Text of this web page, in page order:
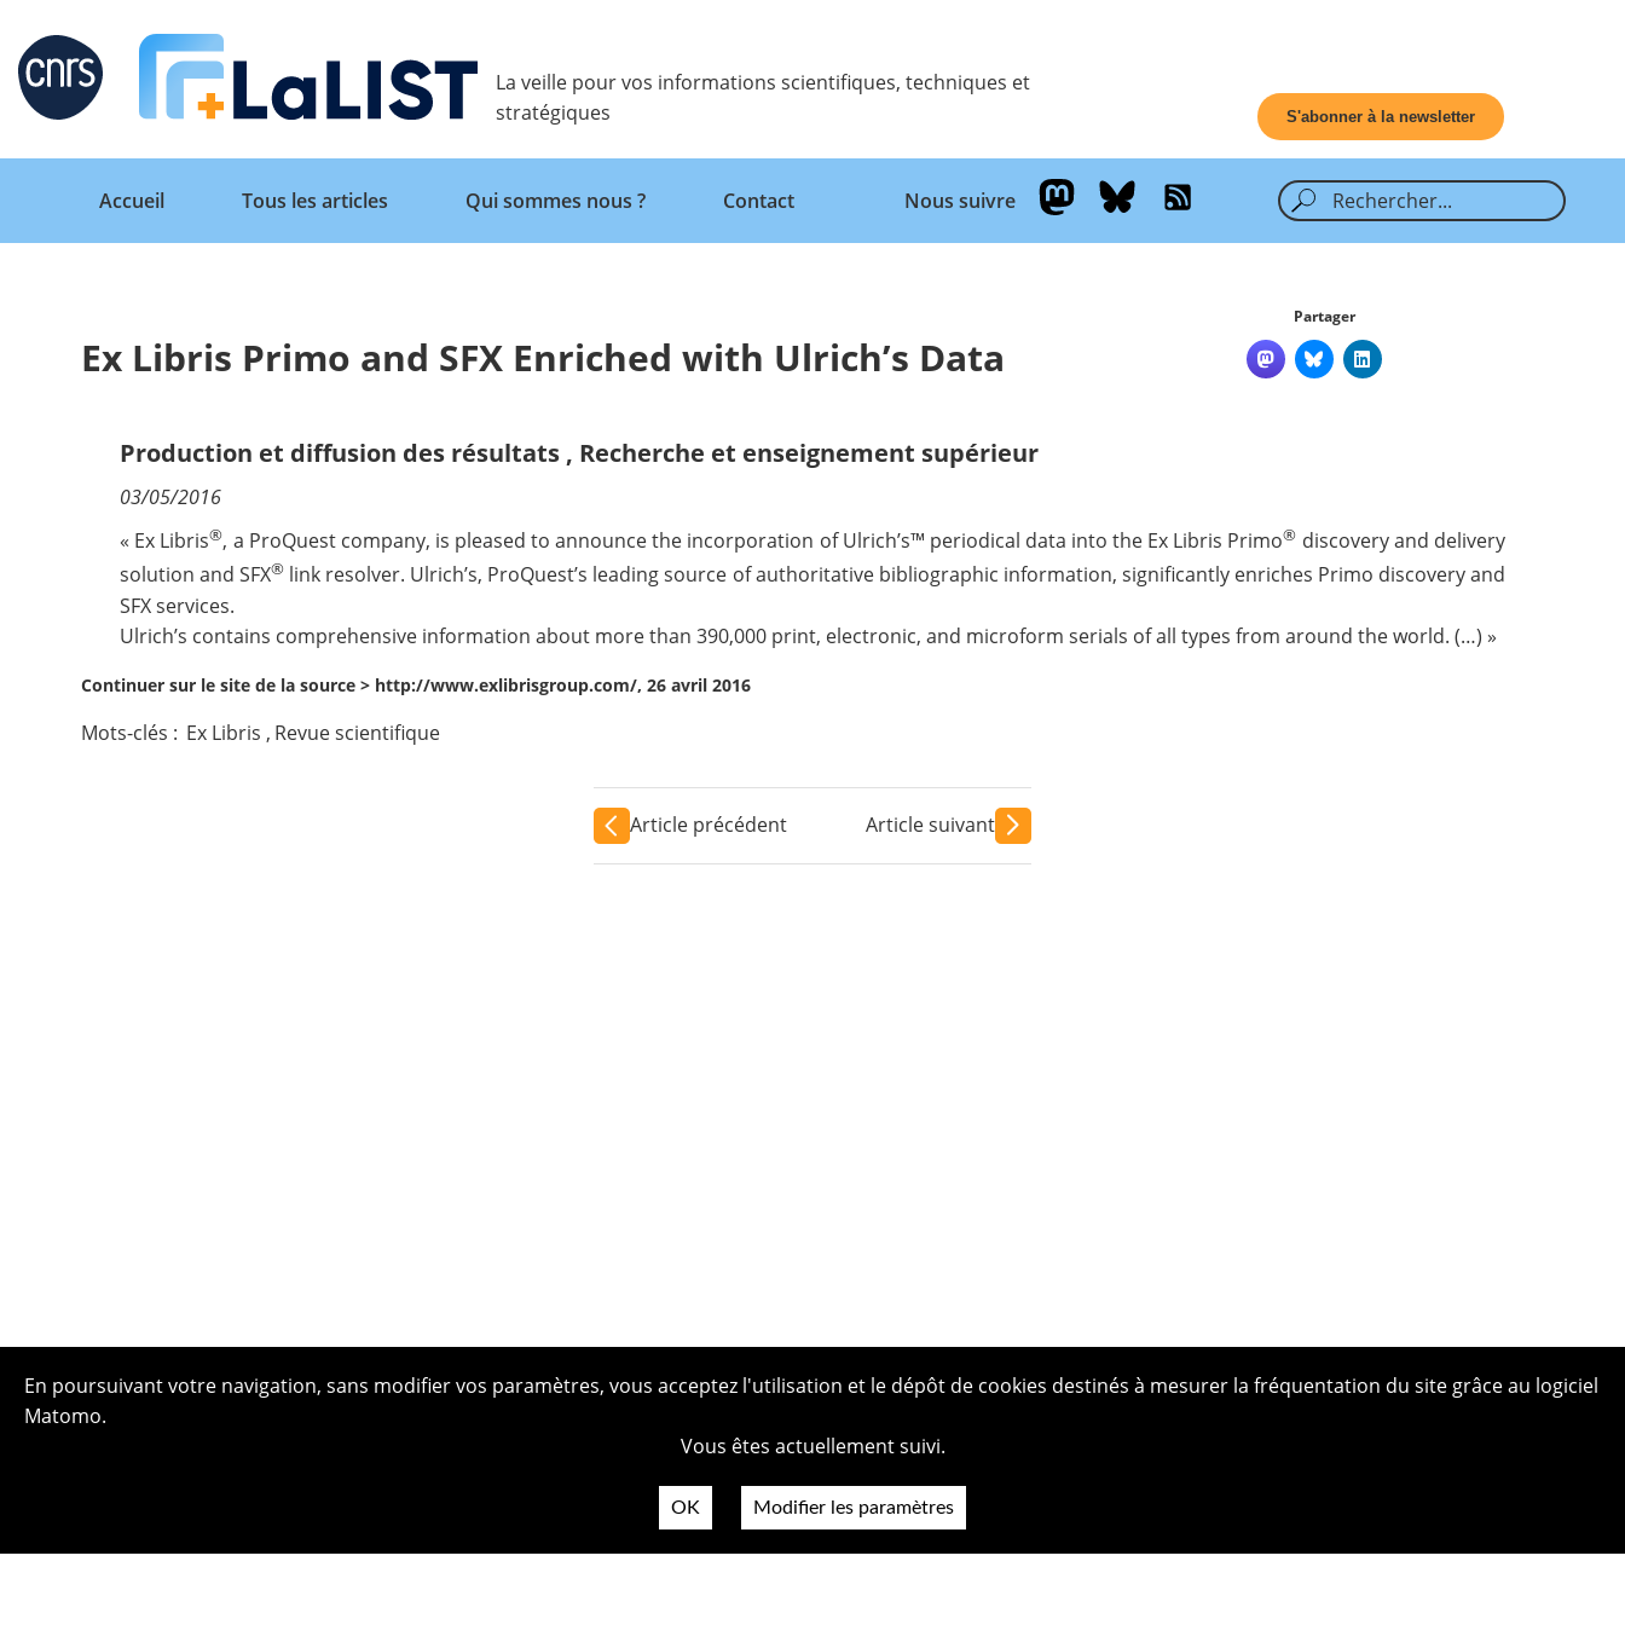
Retour
Accueil
Qui sommes nous ?
La veille pour vos informations scientifiques, techniques et
stratégiques
S'abonner à la newsletter
Retour
Accueil
Tous les articles Qui sommes nous ? Contact Nous suivre
Ex Libris Primo and SFX Enriched with Ulrich’s Data
Partager
Production et diffusion des résultats , Recherche et enseignement supérieur
03/05/2016
« Ex Libris®, a ProQuest company, is pleased to announce the incorporation of Ulrich’s™ periodical data into the Ex Libris Primo® discovery and delivery
solution and SFX® link resolver. Ulrich’s, ProQuest’s leading source of authoritative bibliographic information, significantly enriches Primo discovery and
SFX services.
Ulrich’s contains comprehensive information about more than 390,000 print, electronic, and microform serials of all types from around the world. (…) »
Continuer sur le site de la source > http://www.exlibrisgroup.com/, 26 avril 2016
Mots-clés : Ex Libris , Revue scientifique
Article précédent Article suivant
En poursuivant votre navigation, sans modifier vos paramètres, vous acceptez l'utilisation et le dépôt de cookies destinés à mesurer la fréquentation du site grâce au logiciel
Matomo.
Vous êtes actuellement suivi.
OK Modifier les paramètres